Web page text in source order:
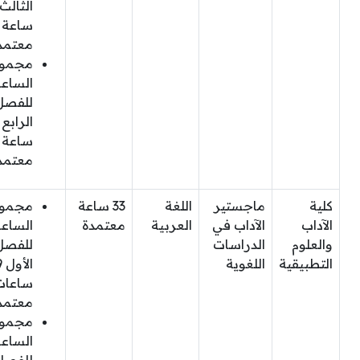
ساعة
ساعة
كلية
الآداب
والعلوم
التطبيقية
ماجستير
الآداب في
الدراسات
اللغوية
اللغة
العربية
33 ساعة
معتمدة